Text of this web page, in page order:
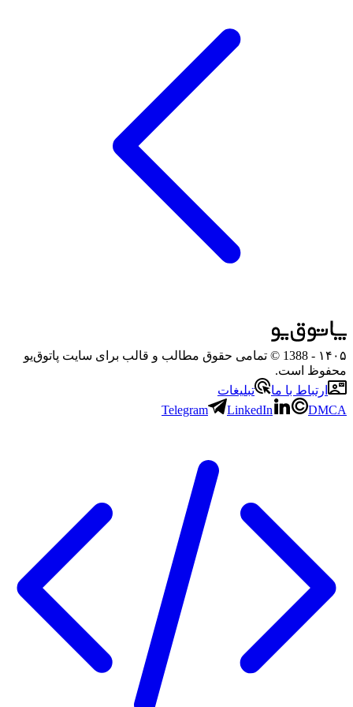
۱۴۰۵
- 1388 © تمامی حقوق مطالب و قالب برای سایت پاتوق‌یو
محفوظ است.
ارتباط با ما
تبلیغات
Telegram
LinkedIn DMCA